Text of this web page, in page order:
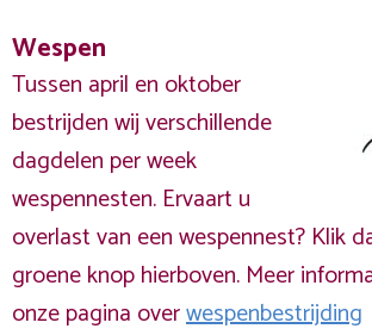
Wespen
Tussen april en oktober
bestrijden wij verschillende
dagdelen per week
wespennesten. Ervaart u
overlast van een wespennest? Klik
groene knop hierboven. Meer
onze pagina overwespenbestrijding